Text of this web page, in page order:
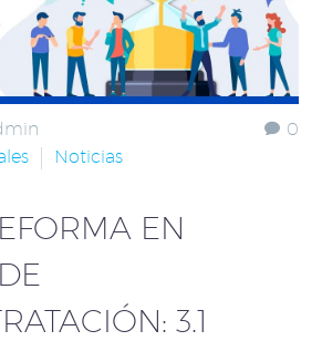
0
Noticias
EN
3.1